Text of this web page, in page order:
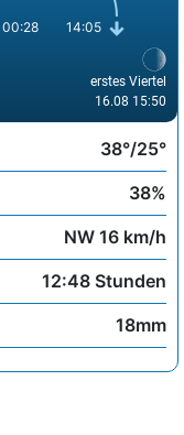
00:28 14:05
erstes Viertel
16.08 15:50
38°/25°
38%
NW 16 km/h
12:48 Stunden
18mm